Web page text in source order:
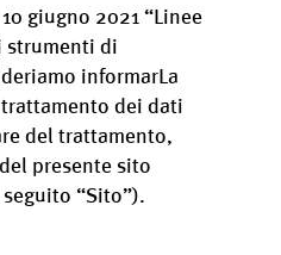
giugno 2021 “Linee
strumenti di
informarLa
dei dati
del trattamento,
presente sito
“Sito”).